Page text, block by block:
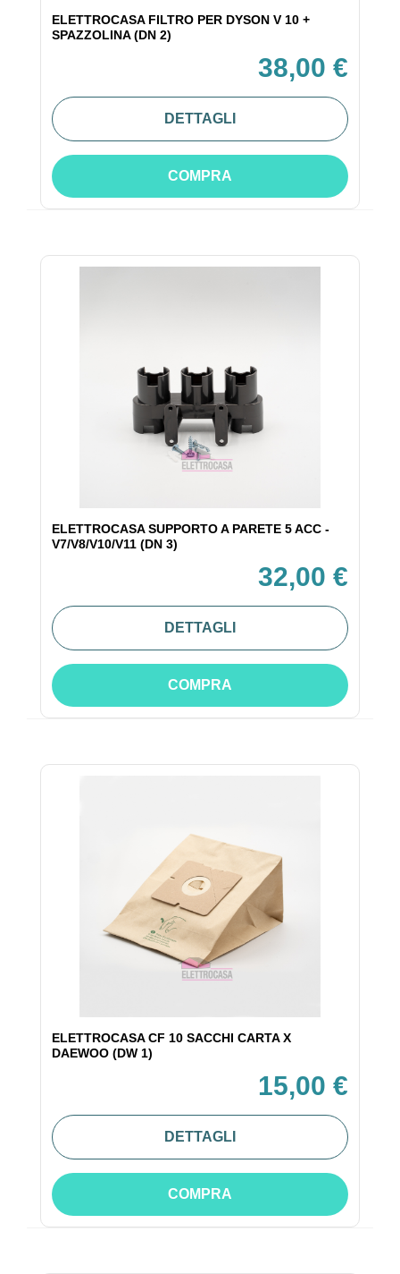
ELETTROCASA FILTRO PER DYSON V 10 +
SPAZZOLINA (DN 2)
38,00 €
DETTAGLI
COMPRA
ELETTROCASA SUPPORTO A PARETE 5 ACC -
V7/V8/V10/V11 (DN 3)
32,00 €
DETTAGLI
COMPRA
ELETTROCASA CF 10 SACCHI CARTA X
DAEWOO (DW 1)
15,00 €
DETTAGLI
COMPRA